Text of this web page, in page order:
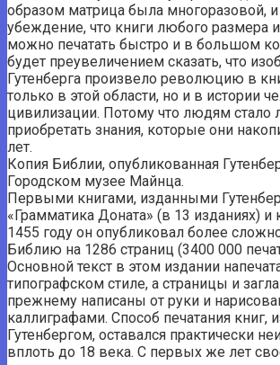
образом матрица была многоразовой, и
убеждение, что книги любого размера
можно печатать быстро и в большом
будет преувеличением сказать, что
Гутенберга произвело революцию в
только в этой области, но и в истории
цивилизации. Потому что людям стало
приобретать знания, которые они
лет.
Копия Библии, опубликованная
Городском музее Майнца.
Первыми книгами, изданными
«Грамматика Доната» (в 13 изданиях) и
1455 году он опубликовал более
Библию на 1286 страниц (3400 000
Основной текст в этом издании
типографском стиле, а страницы и
прежнему написаны от руки и
каллиграфами. Способ печатания книг,
Гутенбергом, оставался практически
вплоть до 18 века. С первых же лет